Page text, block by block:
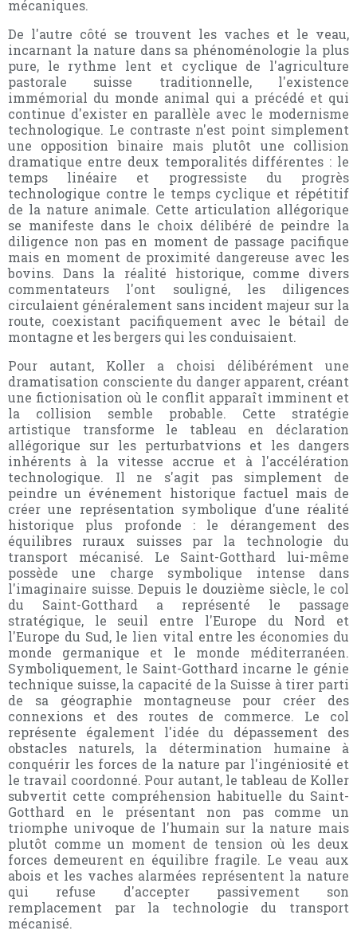
mécaniques.
De l'autre côté se trouvent les vaches et le veau,
incarnant la nature dans sa phénoménologie la plus
pure, le rythme lent et cyclique de l'agriculture
pastorale suisse traditionnelle, l'existence
immémorial du monde animal qui a précédé et qui
continue d'exister en parallèle avec le modernisme
technologique. Le contraste n'est point simplement
une opposition binaire mais plutôt une collision
dramatique entre deux temporalités différentes : le
temps linéaire et progressiste du progrès
technologique contre le temps cyclique et répétitif
de la nature animale. Cette articulation allégorique
se manifeste dans le choix délibéré de peindre la
diligence non pas en moment de passage pacifique
mais en moment de proximité dangereuse avec les
bovins. Dans la réalité historique, comme divers
commentateurs l'ont souligné, les diligences
circulaient généralement sans incident majeur sur la
route, coexistant pacifiquement avec le bétail de
montagne et les bergers qui les conduisaient.
Pour autant, Koller a choisi délibérément une
dramatisation consciente du danger apparent, créant
une fictionisation où le conflit apparaît imminent et
la collision semble probable. Cette stratégie
artistique transforme le tableau en déclaration
allégorique sur les perturbatvions et les dangers
inhérents à la vitesse accrue et à l'accélération
technologique. Il ne s'agit pas simplement de
peindre un événement historique factuel mais de
créer une représentation symbolique d'une réalité
historique plus profonde : le dérangement des
équilibres ruraux suisses par la technologie du
transport mécanisé. Le Saint-Gotthard lui-même
possède une charge symbolique intense dans
l'imaginaire suisse. Depuis le douzième siècle, le col
du Saint-Gotthard a représenté le passage
stratégique, le seuil entre l'Europe du Nord et
l'Europe du Sud, le lien vital entre les économies du
monde germanique et le monde méditerranéen.
Symboliquement, le Saint-Gotthard incarne le génie
technique suisse, la capacité de la Suisse à tirer parti
de sa géographie montagneuse pour créer des
connexions et des routes de commerce. Le col
représente également l'idée du dépassement des
obstacles naturels, la détermination humaine à
conquérir les forces de la nature par l'ingéniosité et
le travail coordonné. Pour autant, le tableau de Koller
subvertit cette compréhension habituelle du Saint-
Gotthard en le présentant non pas comme un
triomphe univoque de l'humain sur la nature mais
plutôt comme un moment de tension où les deux
forces demeurent en équilibre fragile. Le veau aux
abois et les vaches alarmées représentent la nature
qui refuse d'accepter passivement son
remplacement par la technologie du transport
mécanisé.